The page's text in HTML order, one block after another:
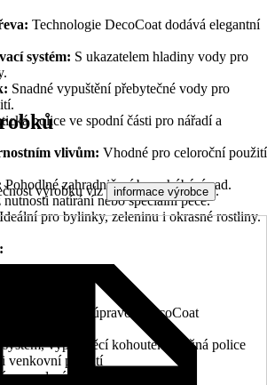
Technologie DecoCoat dodává elegantní
systém: S ukazatelem hladiny vody pro
Snadné vypuštění přebytečné vody pro
police ve spodní části pro nářadí a
vlivům: Vhodné pro celoroční použití
Pohodlné zahradničení bez ohýbání zad.
natírání nebo speciální péče.
pro bylinky, zeleninu i okrasné rostliny.
cm
s povrchovou úpravou DecoCoat
vypouštěcí kohoutek, úložná police
venkovní použití
provedení
výrobku viz informace výrobce .